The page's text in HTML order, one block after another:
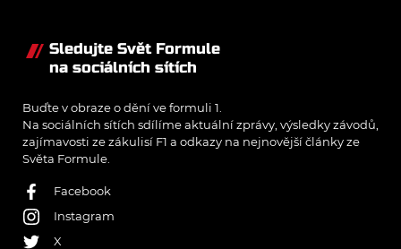
Sledujte Svět Formule
na sociálních sítích
Buďte v obraze o dění ve formuli 1.
Na sociálních sítích sdílíme aktuální zprávy, výsledky závodů,
zajímavosti ze zákulisí F1 a odkazy na nejnovější články ze
Světa Formule.
Facebook
Instagram
X